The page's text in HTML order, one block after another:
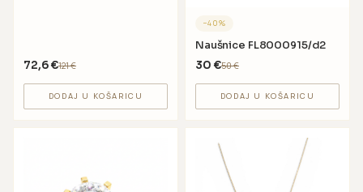
72,6€121€
DODAJ U KOŠARICU
−40%
Naušnice FL8000915/d2
30 €50€
DODAJ U KOŠARICU